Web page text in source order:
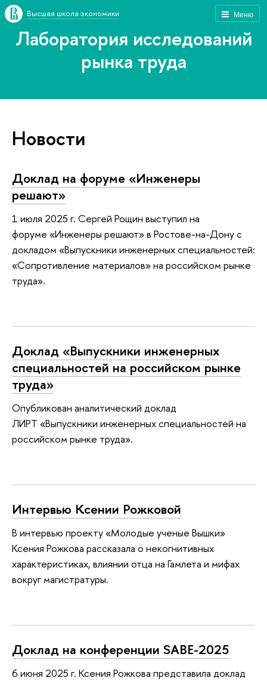
Меню
Высшая школа экономики
Лаборатория исследований
рынка труда
Новости
Доклад на форуме «Инженеры
решают»
1 июля 2025 г. Сергей Рощин выступил на
форуме «Инженеры решают» в Ростове-на-Дону с
докладом «Выпускники инженерных специальностей:
«Сопротивление материалов» на российском рынке
труда».
Доклад «Выпускники инженерных
специальностей на российском рынке
труда»
Опубликован аналитический доклад
ЛИРТ «Выпускники инженерных специальностей на
российском рынке труда».
Интервью Ксении Рожковой
В интервью проекту «Молодые ученые Вышки»
Ксения Рожкова рассказала о некогнитивных
характеристиках, влиянии отца на Гамлета и мифах
вокруг магистратуры.
Доклад на конференции SABE-2025
6 июня 2025 г. Ксения Рожкова представила доклад